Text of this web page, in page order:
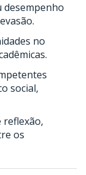
no
social,
reflexão,
os